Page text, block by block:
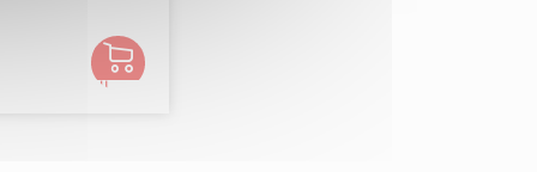
Ajouter
au